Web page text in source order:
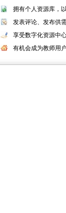
拥有个人资源库，
发表评论、发布供
享受数字化资源中
有机会成为教师用